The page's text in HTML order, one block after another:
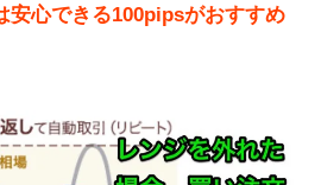
安心できる100pipsがおすすめ